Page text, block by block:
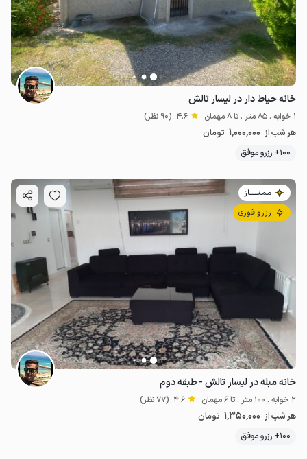
خانه حیاط دار در لیسار تالش
1 خوابه . 85 متر . تا 8 مهمان 4.6 (90 نظر)
هر شب از 1٬000٬000 تومان
100+ رزرو موفق
مـمـتــــــاز
رزرو فوری
خانه مبله در لیسار تالش - طبقه دوم
2 خوابه . 100 متر . تا 6 مهمان 4.6 (77 نظر)
هر شب از 1٬350٬000 تومان
100+ رزرو موفق